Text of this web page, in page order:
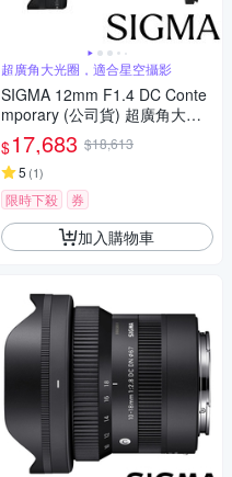
超廣角大光圈，適合星空攝影
SIGMA 12mm F1.4 DC Conte
mporary (公司貨) 超廣角大光
圈定焦鏡 星空鏡 APS-C 無反微
單眼專用鏡頭
$17,683 $18,613
5 (1)
限時下殺 券
加入購物車